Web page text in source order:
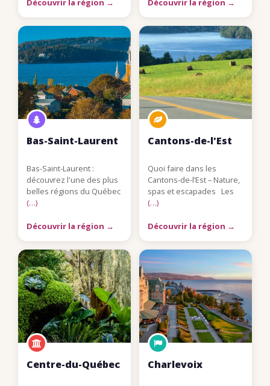
Découvrir la région → Découvrir la région →
Bas-Saint-Laurent
Bas-Saint-Laurent :
découvrez l'une des plus
belles régions du Québec
(…)
Découvrir la région →
Cantons-de-l'Est
Quoi faire dans les
Cantons-de-l’Est – Nature,
spas et escapades Les
(…)
Découvrir la région →
Centre-du-Québec Charlevoix